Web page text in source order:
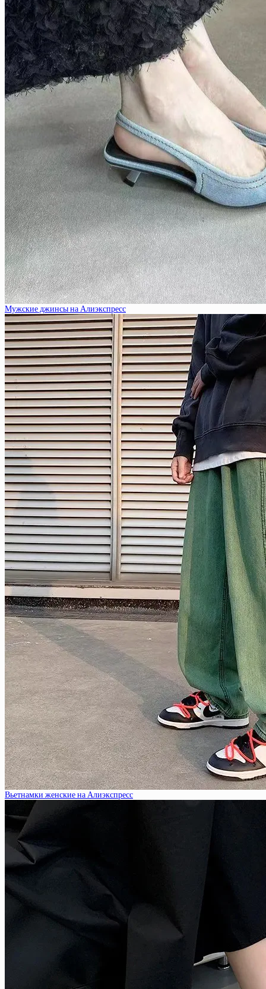
Мужские джинсы на Алиэкспресс
Вьетнамки женские на Алиэкспресс